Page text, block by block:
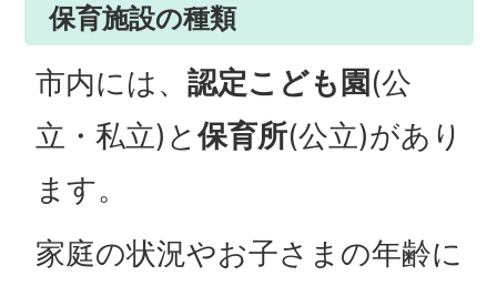
保育施設の種類
市内には、 認定こども園 (公
立・私立)と保育所(公立)があり
ます。
家庭の状況やお子さまの年齢に